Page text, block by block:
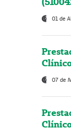
01 de
07 de